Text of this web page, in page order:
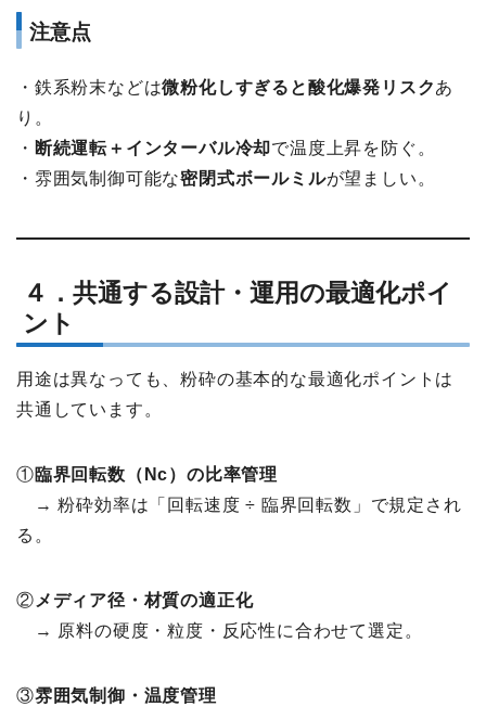
注意点
・鉄系粉末などは微粉化しすぎると酸化爆発リスクあ
り。
・ 断続運転＋インターバル冷却で温度上昇を防ぐ。
・雰囲気制御可能な密閉式ボールミルが望ましい。
４．共通する設計・運用の最適化ポイ
ント
用途は異なっても、粉砕の基本的な最適化ポイントは
共通しています。
①臨界回転数（Nc）の比率管理
→ 粉砕効率は「回転速度 ÷ 臨界回転数」で規定され
る。
② メディア径・材質の適正化
→ 原料の硬度・粒度・反応性に合わせて選定。
③雰囲気制御・温度管理